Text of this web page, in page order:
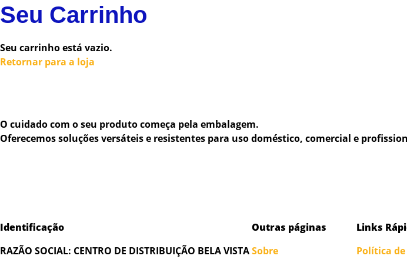
Seu Carrinho
Seu carrinho está vazio.
Retornar para a loja
O cuidado com o seu produto começa pela embalagem.
Oferecemos soluções versáteis e resistentes para uso doméstico, comercial e
Identificação
RAZÃO SOCIAL: CENTRO DE DISTRIBUIÇÃO BELA VISTA
Outras páginas
Sobre
Links
Política